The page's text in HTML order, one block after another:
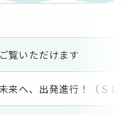
覧いただけます
来へ、出発進行！（ＳＬ